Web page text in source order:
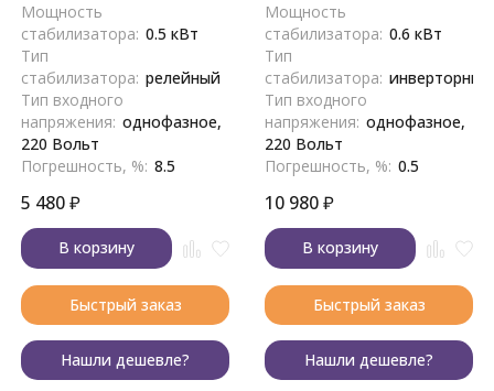
Мощность
стабилизатора: 0.5 кВт
Тип
стабилизатора: релейный
Тип входного
напряжения: однофазное,
220 Вольт
Погрешность, %: 8.5
5 480₽
В корзину
Быстрый заказ
Нашли дешевле?
Мощность
стабилизатора: 0.6 кВт
Тип
стабилизатора: инверторный
Тип входного
напряжения: однофазное,
220 Вольт
Погрешность, %: 0.5
10 980₽
В корзину
Быстрый заказ
Нашли дешевле?